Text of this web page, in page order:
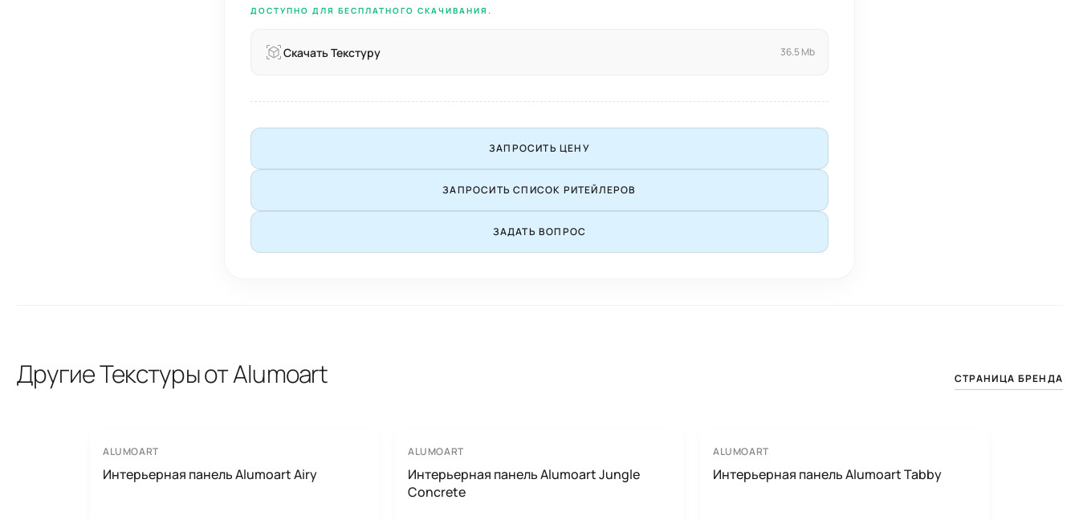
ДОСТУПНО ДЛЯ БЕСПЛАТНОГО СКАЧИВАНИЯ.
Скачать Текстуру 36.5 Mb
ЗАПРОСИТЬ ЦЕНУ
ЗАПРОСИТЬ СПИСОК РИТЕЙЛЕРОВ
ЗАДАТЬ ВОПРОС
Другие Текстуры от Alumoart СТРАНИЦА БРЕНДА
ALUMOART
Интерьерная панель Alumoart Airy
ALUMOART
Интерьерная панель Alumoart Jungle
Concrete
ALUMOART
Интерьерная панель Alumoart Tabby